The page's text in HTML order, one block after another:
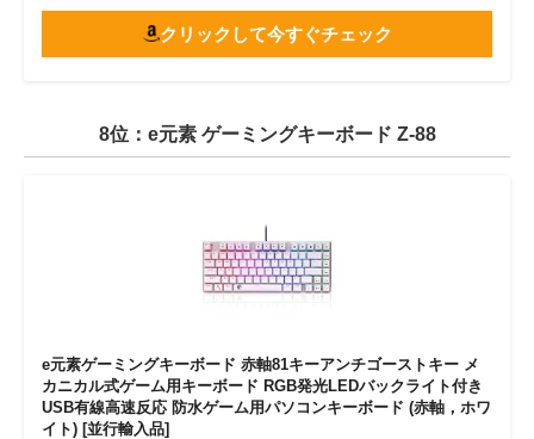
クリックして今すぐチェック
8位：e元素 ゲーミングキーボード Z-88
e元素ゲーミングキーボード 赤軸81キーアンチゴーストキー メ
カニカル式ゲーム用キーボード RGB発光LEDバックライト付き
USB有線高速反応 防水ゲーム用パソコンキーボード (赤軸，ホワ
イト) [並行輸入品]